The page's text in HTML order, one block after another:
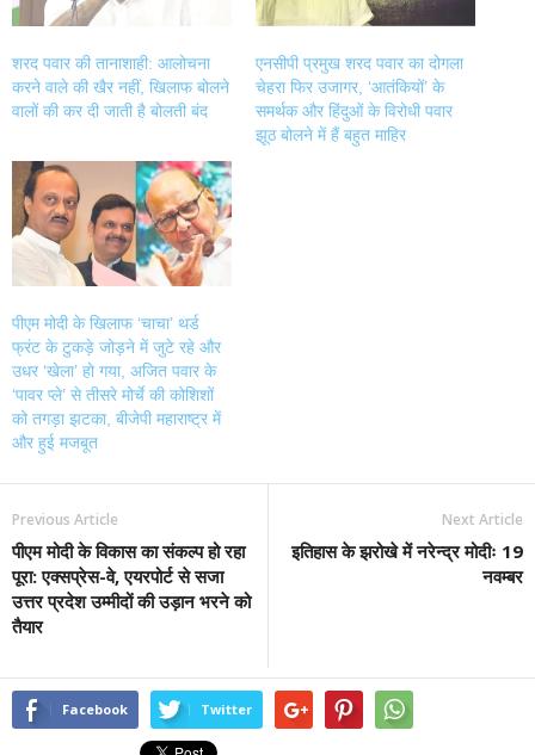
शरद पवार की तानाशाही: आलोचना
करने वाले की खैर नहीं, खिलाफ बोलने
वालों की कर दी जाती है बोलती बंद
एनसीपी प्रमुख शरद पवार का दोगला
चेहरा फिर उजागर, ‘आतंकियों’ के
समर्थक और हिंदुओं के विरोधी पवार
झूठ बोलने में हैं बहुत माहिर
पीएम मोदी के खिलाफ ‘चाचा’ थर्ड
फ्रंट के टुकड़े जोड़ने में जुटे रहे और
उधर ‘खेला’ हो गया, अजित पवार के
‘पावर प्ले’ से तीसरे मोर्चे की कोशिशों
को तगड़ा झटका, बीजेपी महाराष्ट्र में
और हुई मजबूत
Previous Article
पीएम मोदी के विकास का संकल्प हो रहा
पूरा: एक्सप्रेस-वे, एयरपोर्ट से सजा
उत्तर प्रदेश उम्मीदों की उड़ान भरने को
तैयार
Next Article
इतिहास के झरोखे में नरेन्द्र मोदीः 19
नवम्बर
Facebook Twitter